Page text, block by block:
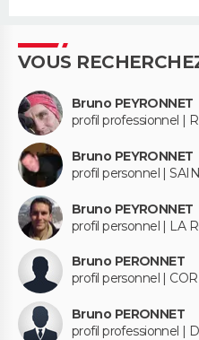
VOUS
Bruno PEYRONNET
profil professionnel |
Bruno PEYRONNET
profil personnel |
Bruno PEYRONNET
profil personnel | LA
Bruno PERONNET
profil personnel |
Bruno PERONNET
profil professionnel |